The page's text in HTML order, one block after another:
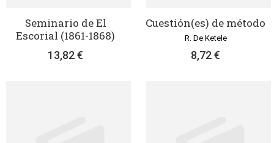
Seminario de El
Escorial (1861-1868)
13,82 €
Cuestión(es) de método
R. De Ketele
8,72 €